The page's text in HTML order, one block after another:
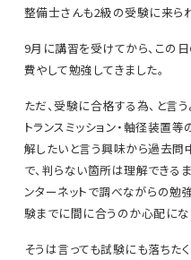
整備士さんも2級の受験に来ら
9月に講習を受けてから、この
費やして勉強してきました。
ただ、受験に合格する為、と言
トランスミッション・軸径装置
解したいと言う興味から過去問
で、判らない箇所は理解できる
ンターネットで調べながらの勉
験までに間に合うのか心配にな
そうは言っても試験にも落ちた